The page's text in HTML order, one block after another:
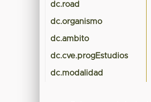
dc.road
dc.organismo
dc.ambito
dc.cve.progEstudios
dc.modalidad